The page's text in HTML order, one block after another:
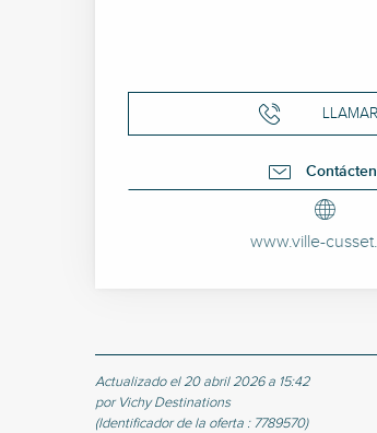
LLAMAR
www.ville-
Actualizado el 20 abril 2026 a 15:42
por Vichy Destinations
(Identificador de la oferta : 7789570)